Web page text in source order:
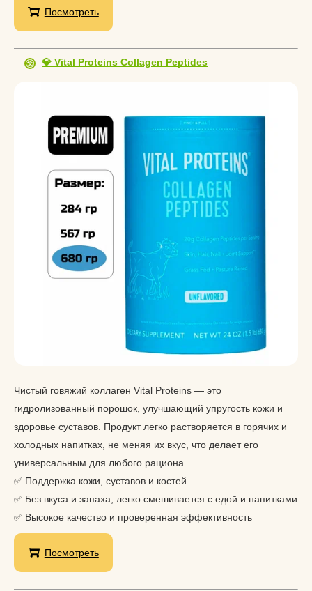
Посмотреть
💎 Vital Proteins Collagen Peptides
Чистый говяжий коллаген Vital Proteins — это
гидролизованный порошок, улучшающий упругость кожи и
здоровье суставов. Продукт легко растворяется в горячих и
холодных напитках, не меняя их вкус, что делает его
универсальным для любого рациона.
✅ Поддержка кожи, суставов и костей
✅ Без вкуса и запаха, легко смешивается с едой и напитками
✅ Высокое качество и проверенная эффективность
Посмотреть